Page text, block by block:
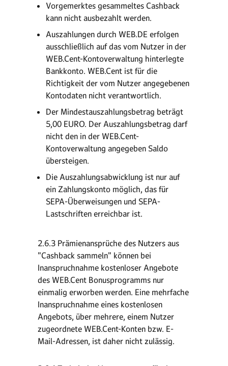
Vorgemerktes gesammeltes Cashback
kann nicht ausbezahlt werden.
Auszahlungen durch WEB.DE erfolgen
ausschließlich auf das vom Nutzer in der
WEB.Cent-Kontoverwaltung hinterlegte
Bankkonto. WEB.Cent ist für die
Richtigkeit der vom Nutzer angegebenen
Kontodaten nicht verantwortlich.
Der Mindestauszahlungsbetrag beträgt
5,00 EURO. Der Auszahlungsbetrag darf
nicht den in der WEB.Cent-
Kontoverwaltung angegeben Saldo
übersteigen.
Die Auszahlungsabwicklung ist nur auf
ein Zahlungskonto möglich, das für
SEPA-Überweisungen und SEPA-
Lastschriften erreichbar ist.
2.6.3 Prämienansprüche des Nutzers aus
"Cashback sammeln" können bei
Inanspruchnahme kostenloser Angebote
des WEB.Cent Bonusprogramms nur
einmalig erworben werden. Eine mehrfache
Inanspruchnahme eines kostenlosen
Angebots, über mehrere, einem Nutzer
zugeordnete WEB.Cent-Konten bzw. E-
Mail-Adressen, ist daher nicht zulässig.